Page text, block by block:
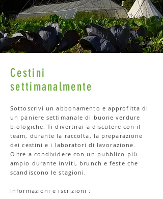
Cestini
settimanalmente
Sottoscrivi un abbonamento e approfitta di
un paniere settimanale di buone verdure
biologiche. Ti divertirai a discutere con il
team, durante la raccolta, la preparazione
dei cestini e i laboratori di lavorazione.
Oltre a condividere con un pubblico più
ampio durante inviti, brunch e feste che
scandiscono le stagioni.
Informazioni e iscrizioni :